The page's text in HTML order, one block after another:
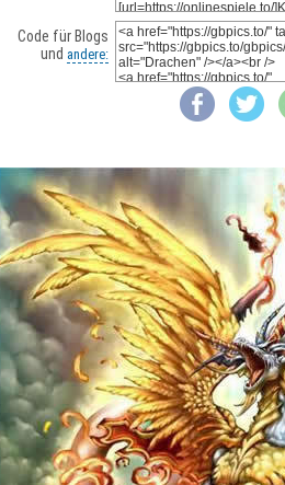
Code für Blogs
und andere: